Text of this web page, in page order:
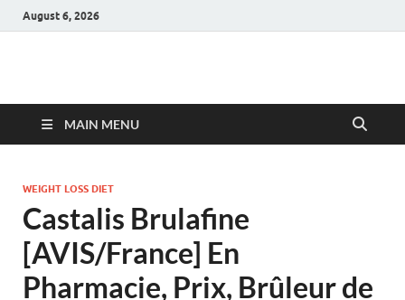
August 6, 2026
Hulk Supplements
MAIN MENU
WEIGHT LOSS DIET
Castalis Brulafine
[AVIS/France] En
Pharmacie, Prix, Brûleur de